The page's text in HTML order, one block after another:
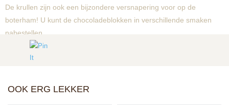
De krullen zijn ook een bijzondere versnapering voor op de
boterham! U kunt de chocoladeblokken in verschillende smaken
nabestellen.
OOK ERG LEKKER